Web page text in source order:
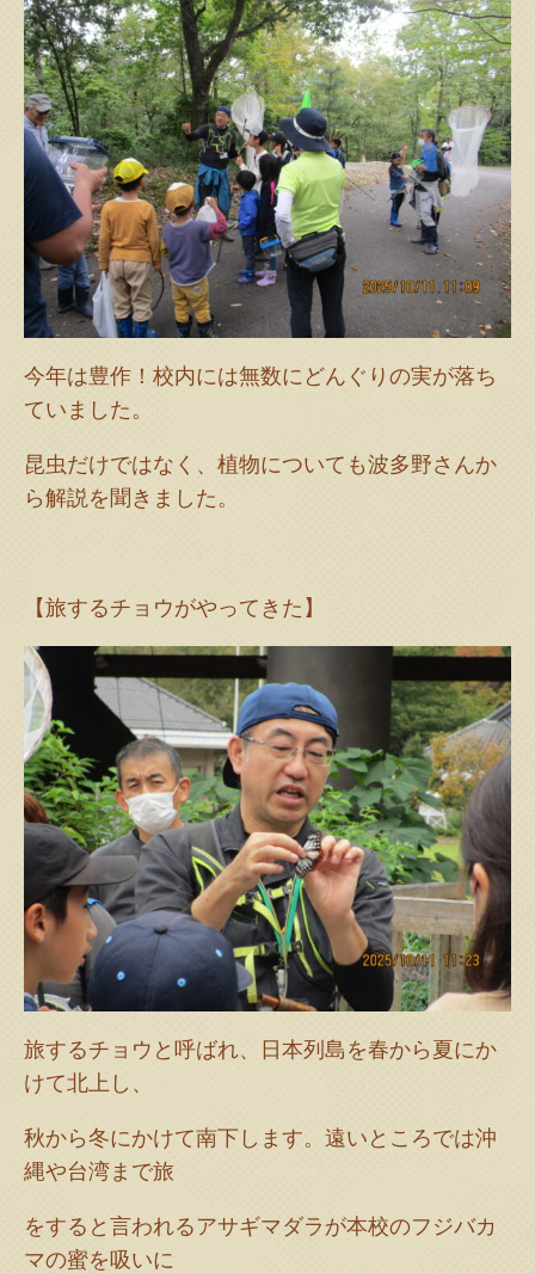
今年は豊作！校内には無数にどんぐりの実が落ち
ていました。
昆虫だけではなく、植物についても波多野さんか
ら解説を聞きました。
【旅するチョウがやってきた】
旅するチョウと呼ばれ、日本列島を春から夏にか
けて北上し、
秋から冬にかけて南下します。遠いところでは沖
縄や台湾まで旅
をすると言われるアサギマダラが本校のフジバカ
マの蜜を吸いに